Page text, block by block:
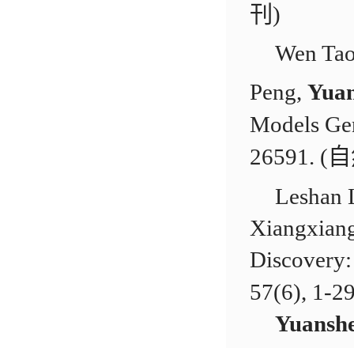
刊)
Wen
Peng,
Models
26591. (
Leshan
57(6), 1-